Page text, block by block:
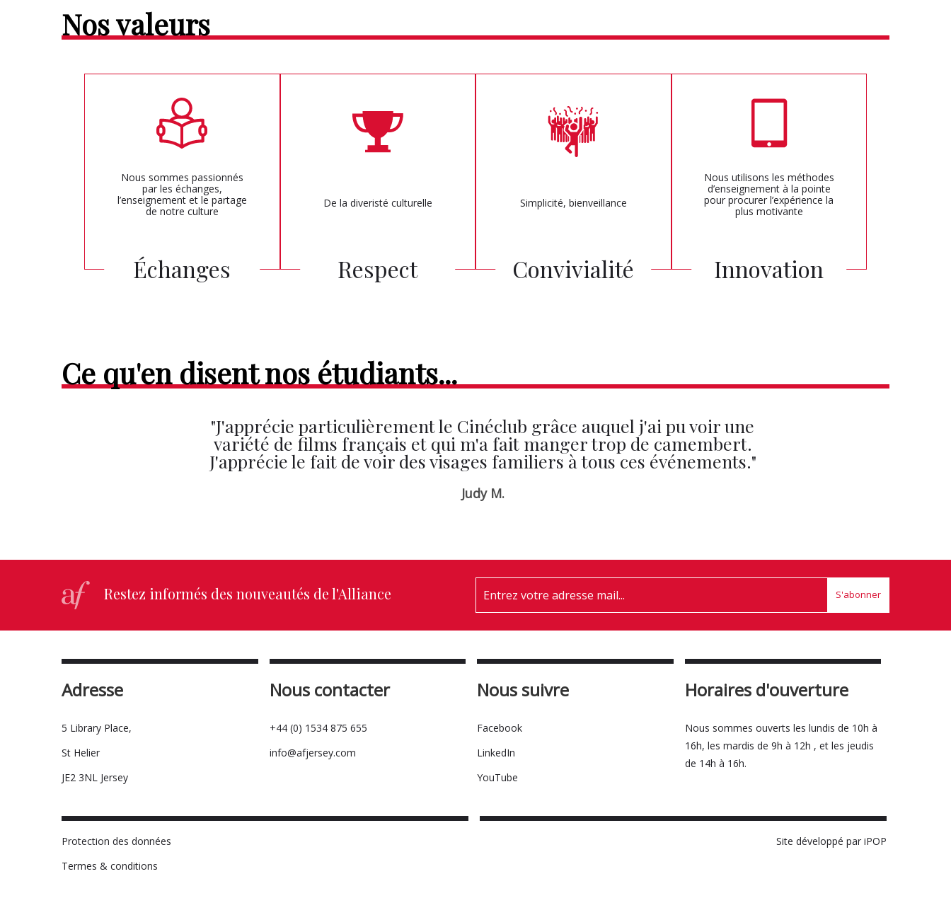
Nos valeurs
Nous sommes passionnés
par les échanges,
l’enseignement et le partage
de notre culture
Échanges
De la diveristé culturelle
Respect
Simplicité, bienveillance
Convivialité
Nous utilisons les méthodes
d’enseignement à la pointe
pour procurer l’expérience la
plus motivante
Innovation
Ce qu'en disent nos étudiants...
"J'apprécie particulièrement le Cinéclub grâce auquel j'ai pu voir une
variété de films français et qui m'a fait manger trop de camembert.
J'apprécie le fait de voir des visages familiers à tous ces événements."
Judy M.
Restez informés des nouveautés de l'Alliance S'abonner
Adresse
5 Library Place,
St Helier
JE2 3NL Jersey
Nous contacter
+44 (0) 1534 875 655
info@afjersey.com
Nous suivre
Facebook
LinkedIn
YouTube
Horaires d'ouverture
Nous sommes ouverts les lundis de 10h à
16h, les mardis de 9h à 12h , et les jeudis
de 14h à 16h.
Protection des données
Termes & conditions
Site développé par iPOP